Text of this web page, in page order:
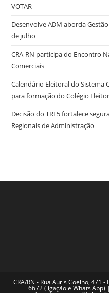
VOTAR
Desenvolve ADM aborda
de julho
CRA-RN participa do Encontro
Comerciais
Calendário Eleitoral do Sistema
para formação do Colégio
Decisão do TRF5 fortalece
Regionais de Administração
CRA/RN - Rua Auris Coelho, 471
6672 (ligação e Whats